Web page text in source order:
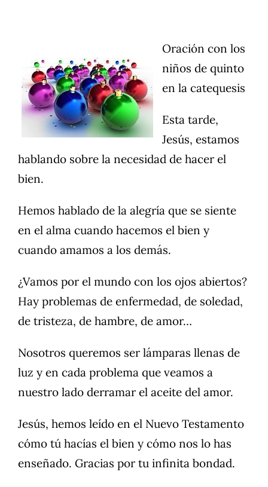
Oración con los
niños de quinto
en la catequesis
Esta tarde,
Jesús, estamos
hablando sobre la necesidad de hacer el
bien.
Hemos hablado de la alegría que se siente
en el alma cuando hacemos el bien y
cuando amamos a los demás.
¿Vamos por el mundo con los ojos abiertos?
Hay problemas de enfermedad, de soledad,
de tristeza, de hambre, de amor…
Nosotros queremos ser lámparas llenas de
luz y en cada problema que veamos a
nuestro lado derramar el aceite del amor.
Jesús, hemos leído en el Nuevo Testamento
cómo tú hacías el bien y cómo nos lo has
enseñado. Gracias por tu infinita bondad.